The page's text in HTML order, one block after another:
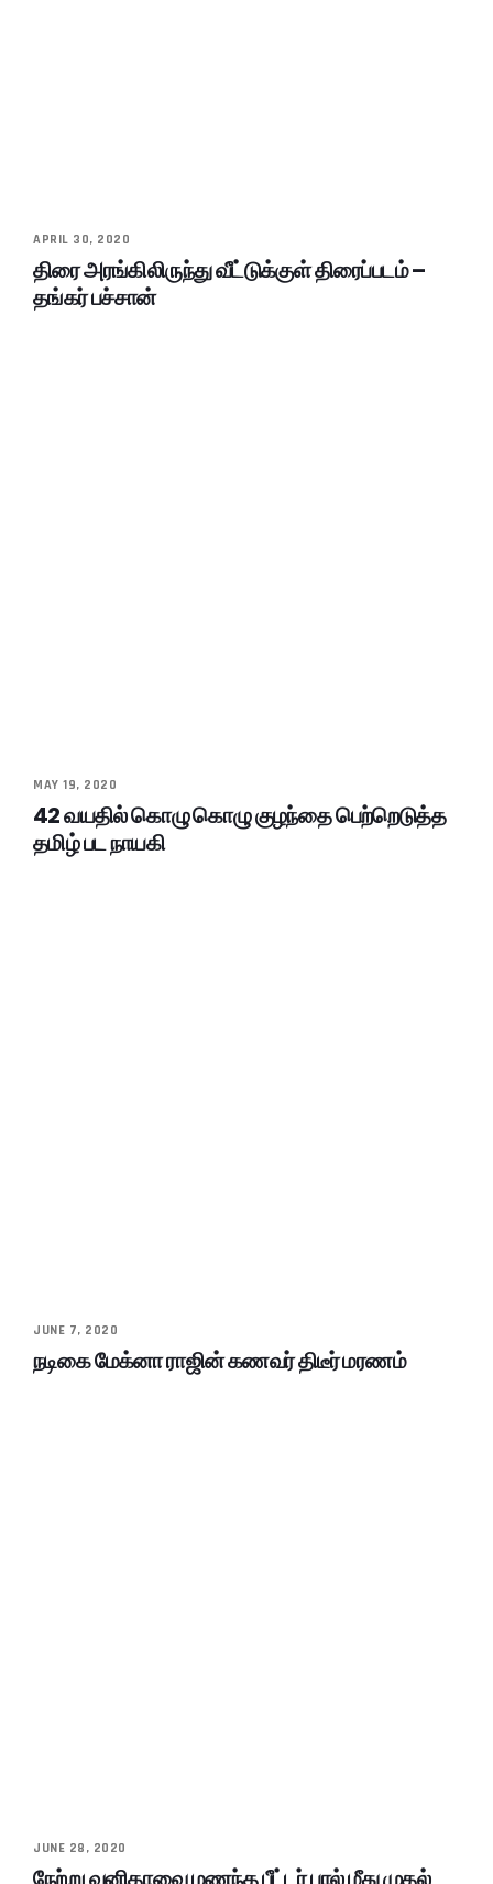
APRIL 30, 2020
திரை அரங்கிலிருந்து வீட்டுக்குள் திரைப்படம் –
தங்கர் பச்சான்
MAY 19, 2020
42 வயதில் கொழு கொழு குழந்தை பெற்றெடுத்த
தமிழ் பட நாயகி
JUNE 7, 2020
நடிகை மேக்னா ராஜின் கணவர் திடீர் மரணம்
JUNE 28, 2020